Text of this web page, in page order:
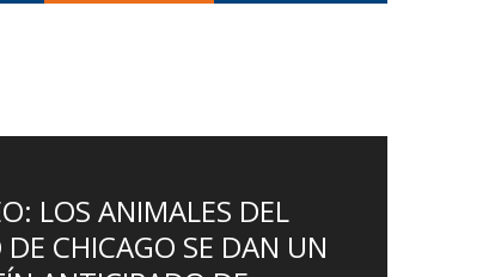
LOS ANIMALES DEL
CHICAGO SE DAN UN